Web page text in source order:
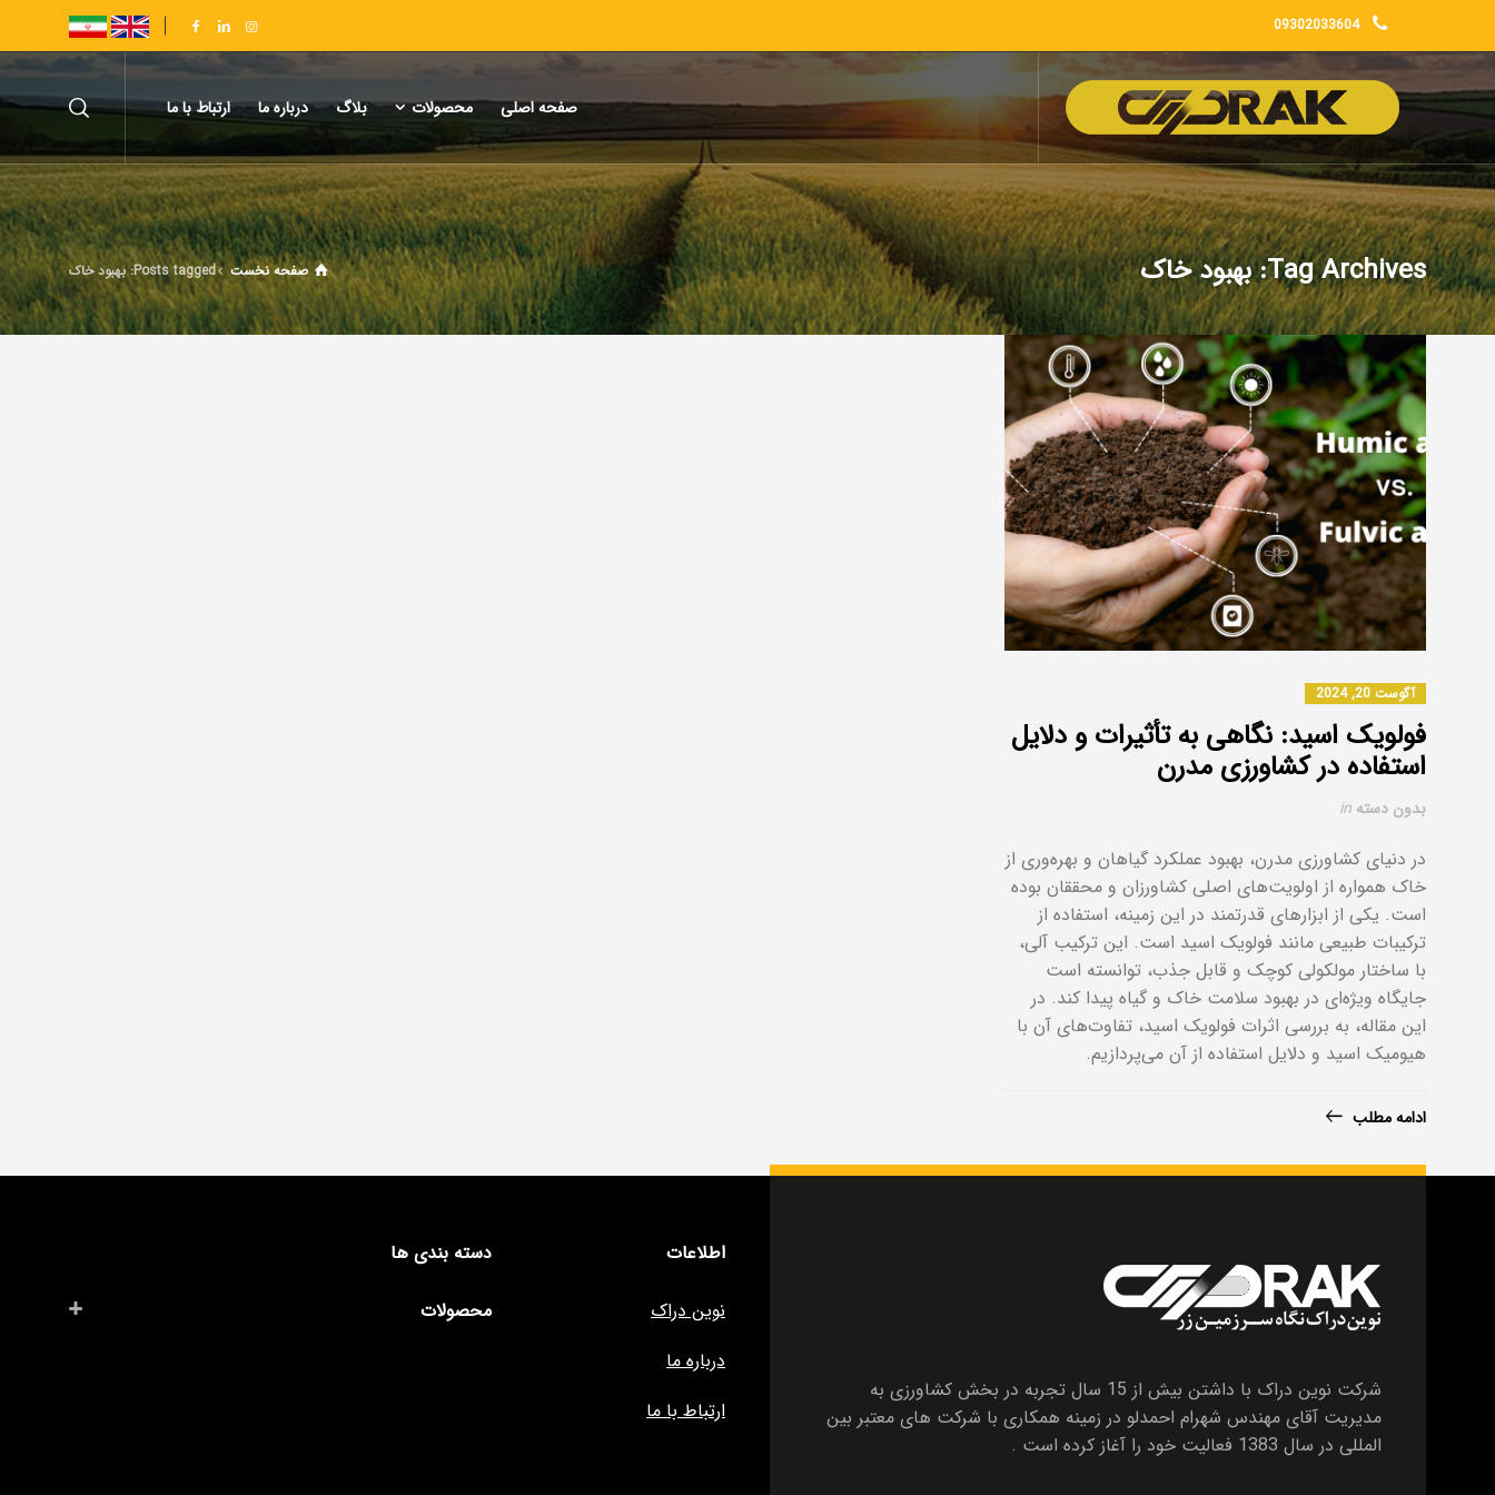
09302033604
صفحه اصلی محصولات بلاگ درباره ما ارتباط با ما
Tag Archives: بهبود خاک صفحه نخست Posts tagged: بهبود خاک
آگوست 20, 2024
فولویک اسید: نگاهی به تأثیرات و دلایل
استفاده در کشاورزی مدرن
بدون دسته
در دنیای کشاورزی مدرن، بهبود عملکرد گیاهان و بهره‌وری از
خاک همواره از اولویت‌های اصلی کشاورزان و محققان بوده
است. یکی از ابزارهای قدرتمند در این زمینه، استفاده از
ترکیبات طبیعی مانند فولویک اسید است. این ترکیب آلی،
با ساختار مولکولی کوچک و قابل جذب، توانسته است
جایگاه ویژه‌ای در بهبود سلامت خاک و گیاه پیدا کند. در
این مقاله، به بررسی اثرات فولویک اسید، تفاوت‌های آن با
هیومیک اسید و دلایل استفاده از آن می‌پردازیم.
ادامه مطلب
شرکت نوین دراک با داشتن بیش از 15 سال تجربه در بخش کشاورزی به
مدیریت آقای مهندس شهرام احمدلو در زمینه همکاری با شرکت های معتبر بین
المللی در سال 1383 فعالیت خود را آغاز کرده است .
اطلاعات
نوین دراک
درباره ما
ارتباط با ما
دسته بندی ها
محصولات